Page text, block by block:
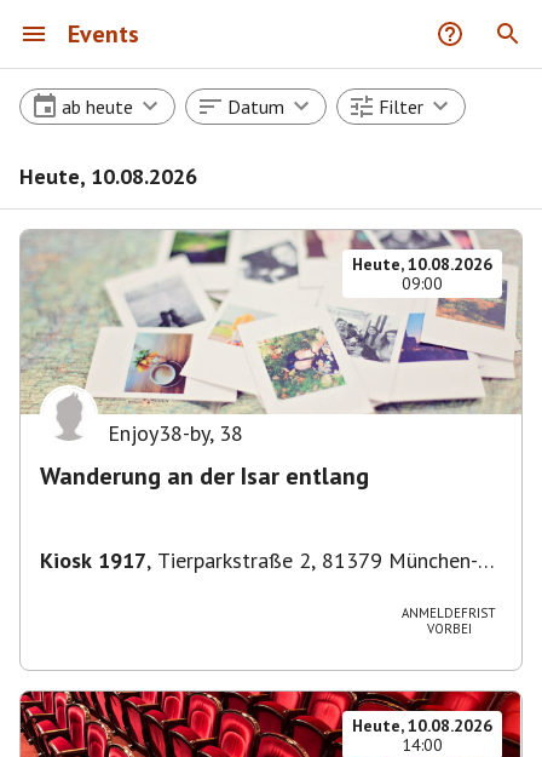
Events
ab heute Datum Filter
Heute, 10.08.2026
Heute, 10.08.2026
09:00
Enjoy38-by, 38
Wanderung an der Isar entlang
Kiosk 1917, Tierparkstraße 2, 81379 München-
ANMELDEFRIST
VORBEI
Heute, 10.08.2026
14:00